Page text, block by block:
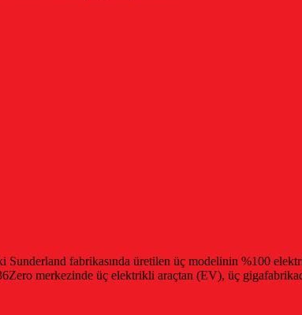
fabrikasında üretilen üç modelinin %100
merkezinde üç elektrikli araçtan (EV), üç